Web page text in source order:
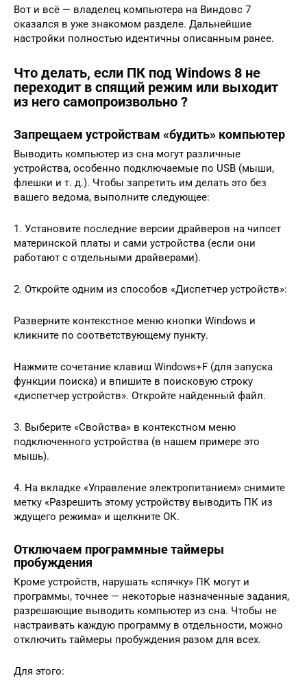
Вот и всё — владелец компьютера на Виндовс 7
оказался в уже знакомом разделе. Дальнейшие
настройки полностью идентичны описанным ранее.
Что делать, если ПК под Windows 8 не
переходит в спящий режим или выходит
из него самопроизвольно ?
Запрещаем устройствам «будить» компьютер
Выводить компьютер из сна могут различные
устройства, особенно подключаемые по USB (мыши,
флешки и т. д.). Чтобы запретить им делать это без
вашего ведома, выполните следующее:
1. Установите последние версии драйверов на чипсет
материнской платы и сами устройства (если они
работают с отдельными драйверами).
2. Откройте одним из способов «Диспетчер устройств»:
Разверните контекстное меню кнопки Windows и
кликните по соответствующему пункту.
Нажмите сочетание клавиш Windows+F (для запуска
функции поиска) и впишите в поисковую строку
«диспетчер устройств». Откройте найденный файл.
3. Выберите «Свойства» в контекстном меню
подключенного устройства (в нашем примере это
мышь).
4. На вкладке «Управление электропитанием» снимите
метку «Разрешить этому устройству выводить ПК из
ждущего режима» и щелкните ОК.
Отключаем программные таймеры
пробуждения
Кроме устройств, нарушать «спячку» ПК могут и
программы, точнее — некоторые назначенные задания,
разрешающие выводить компьютер из сна. Чтобы не
настраивать каждую программу в отдельности, можно
отключить таймеры пробуждения разом для всех.
Для этого: